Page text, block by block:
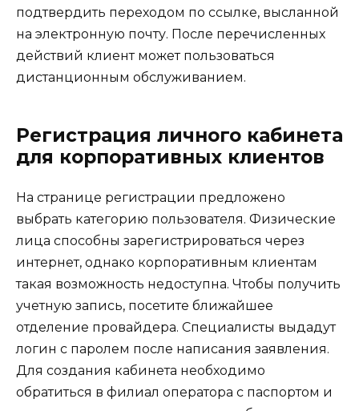
подтвердить переходом по ссылке, высланной
на электронную почту. После перечисленных
действий клиент может пользоваться
дистанционным обслуживанием.
Регистрация личного кабинета
для корпоративных клиентов
На странице регистрации предложено
выбрать категорию пользователя. Физические
лица способны зарегистрироваться через
интернет, однако корпоративным клиентам
такая возможность недоступна. Чтобы получить
учетную запись, посетите ближайшее
отделение провайдера. Специалисты выдадут
логин с паролем после написания заявления.
Для создания кабинета необходимо
обратиться в филиал оператора с паспортом и